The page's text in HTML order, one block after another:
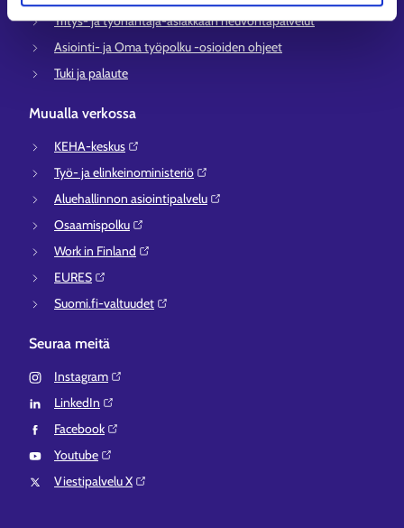
Yritys- ja työnantaja-asiakkaan neuvontapalvelut
Asiointi- ja Oma työpolku -osioiden ohjeet
Tuki ja palaute
Muualla verkossa
KEHA-keskus⁠
Työ- ja elinkeinoministeriö⁠
Aluehallinnon asiointipalvelu⁠
Osaamispolku⁠
Work in Finland⁠
EURES⁠
Suomi.fi-valtuudet⁠
Seuraa meitä
Instagram⁠
LinkedIn⁠
Facebook⁠
Youtube⁠
Viestipalvelu X⁠